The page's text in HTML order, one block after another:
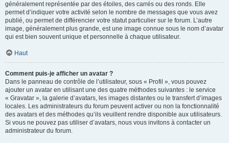
généralement représentée par des étoiles, des carrés ou des ronds. Elle
permet d’indiquer votre activité selon le nombre de messages que vous avez
publié, ou permet de différencier votre statut particulier sur le forum. L’autre
image, généralement plus grande, est une image connue sous le nom d’avatar
qui est bien souvent unique et personnelle à chaque utilisateur.
Haut
Comment puis-je afficher un avatar ?
Dans le panneau de contrôle de l’utilisateur, sous « Profil », vous pouvez
ajouter un avatar en utilisant une des quatre méthodes suivantes : le service
« Gravatar », la galerie d’avatars, les images distantes ou le transfert d’images
locales. Les administrateurs du forum peuvent activer ou non la fonctionnalité
des avatars et des méthodes qu’ils veuillent rendre disponible aux utilisateurs.
Si vous ne pouvez pas utiliser d’avatars, nous vous invitons à contacter un
administrateur du forum.